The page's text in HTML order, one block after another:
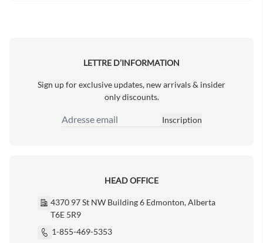
LETTRE D’INFORMATION
Sign up for exclusive updates, new arrivals & insider
only discounts.
Adresse email
Inscription
HEAD OFFICE
4370 97 St NW Building 6 Edmonton, Alberta
T6E 5R9
1-855-469-5353